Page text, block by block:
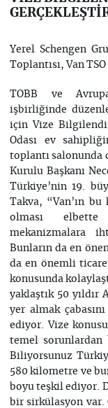
Yerel Schengen
Toplantısı, Van
TOBB ve
işbirliğinde
için Vize
Odası ev
toplantı salonunda
Kurulu Başkanı
Türkiye’nin 19.
Takva, “Van’ın
olması elbette
mekanizmalara
Bunların da en
da en önemli
konusunda
yaklaştık 50 yıldır
yer almak
ediyor. Vize
temel
Biliyorsunuz
580 kilometre ve
boyu teşkil ediyor.
bir sirkülasyon var.